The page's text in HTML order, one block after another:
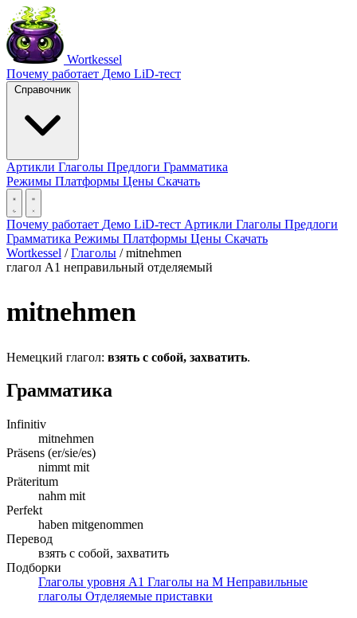
Wortkessel
Почему работает Демо LiD-тест
Справочник
Артикли Глаголы Предлоги Грамматика
Режимы Платформы Цены Скачать
Почему работает Демо LiD-тест Артикли Глаголы Предлоги
Грамматика Режимы Платформы Цены Скачать
Wortkessel / Глаголы / mitnehmen
глагол A1 неправильный отделяемый
mitnehmen
Немецкий глагол: взять с собой, захватить.
Грамматика
Infinitiv
mitnehmen
Präsens (er/sie/es)
nimmt mit
Präteritum
nahm mit
Perfekt
haben mitgenommen
Перевод
взять с собой, захватить
Подборки
Глаголы уровня A1 Глаголы на M Неправильные
глаголы Отделяемые приставки